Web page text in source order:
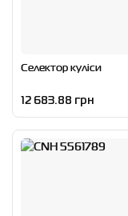
Селектор куліси
12 683.88 грн